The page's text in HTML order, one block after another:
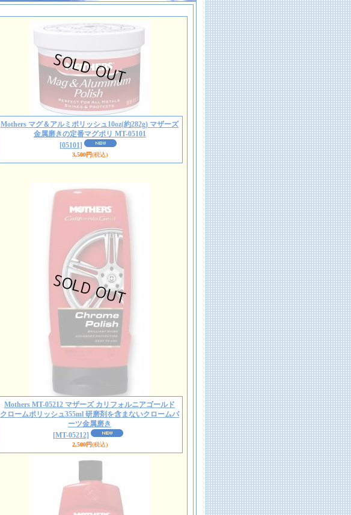
Mothers マグ＆アルミポリッシュ10oz(約282g) マザーズ
金属磨きの定番マグポリ MT-05101
[05101]
3,500円(税込)
Mothers MT-05212 マザーズ カリフォルニアゴールド
クロームポリッシュ355ml 研磨剤を含まないクロームパ
ーツ金属磨き
[MT-05212]
2,500円(税込)